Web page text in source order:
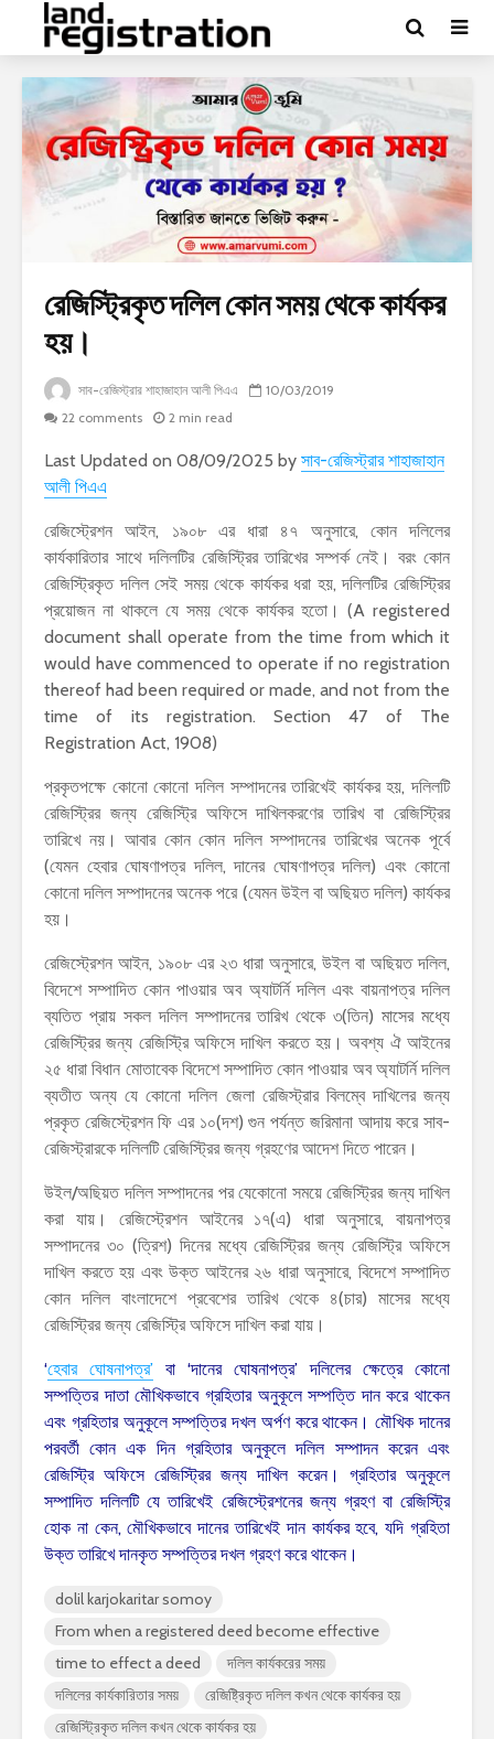
রেজিস্ট্রিকৃত দলিল কোন সময় থেকে কার্যকর
হয়।
সাব-রেজিস্ট্রার শাহাজাহান আলী পিএএ
10/03/2019
22 comments
2 min read
Last Updated on 08/09/2025 by সাব-রেজিস্ট্রার শাহাজাহান
আলী পিএএ
রেজিস্ট্রেশন আইন, ১৯০৮ এর ধারা ৪৭ অনুসারে, কোন দলিলের
কার্যকারিতার সাথে দলিলটির রেজিস্ট্রির তারিখের সম্পর্ক নেই। বরং কোন
রেজিস্ট্রিকৃত দলিল সেই সময় থেকে কার্যকর ধরা হয়, দলিলটির রেজিস্ট্রির
প্রয়োজন না থাকলে যে সময় থেকে কার্যকর হতো। (A registered
document shall operate from the time from which it
would have commenced to operate if no registration
thereof had been required or made, and not from the
time of its registration. Section 47 of The
Registration Act, 1908)
প্রকৃতপক্ষে কোনো কোনো দলিল সম্পাদনের তারিখেই কার্যকর হয়, দলিলটি
রেজিস্ট্রির জন্য রেজিস্ট্রি অফিসে দাখিলকরণের তারিখ বা রেজিস্ট্রির
তারিখে নয়। আবার কোন কোন দলিল সম্পাদনের তারিখের অনেক পূর্বে
(যেমন হেবার ঘোষণাপত্র দলিল, দানের ঘোষণাপত্র দলিল) এবং কোনো
কোনো দলিল সম্পাদনের অনেক পরে (যেমন উইল বা অছিয়ত দলিল) কার্যকর
হয়।
রেজিস্ট্রেশন আইন, ১৯০৮ এর ২৩ ধারা অনুসারে, উইল বা অছিয়ত দলিল,
বিদেশে সম্পাদিত কোন পাওয়ার অব অ্যাটর্নি দলিল এবং বায়নাপত্র দলিল
ব্যতিত প্রায় সকল দলিল সম্পাদনের তারিখ থেকে ৩(তিন) মাসের মধ্যে
রেজিস্ট্রির জন্য রেজিস্ট্রি অফিসে দাখিল করতে হয়। অবশ্য ঐ আইনের
২৫ ধারা বিধান মোতাবেক বিদেশে সম্পাদিত কোন পাওয়ার অব অ্যাটর্নি দলিল
ব্যতীত অন্য যে কোনো দলিল জেলা রেজিস্ট্রার বিলম্বে দাখিলের জন্য
প্রকৃত রেজিস্ট্রেশন ফি এর ১০(দশ) গুন পর্যন্ত জরিমানা আদায় করে সাব-
রেজিস্ট্রারকে দলিলটি রেজিস্ট্রির জন্য গ্রহণের আদেশ দিতে পারেন।
উইল/অছিয়ত দলিল সম্পাদনের পর যেকোনো সময়ে রেজিস্ট্রির জন্য দাখিল
করা যায়। রেজিস্ট্রেশন আইনের ১৭(এ) ধারা অনুসারে, বায়নাপত্র
সম্পাদনের ৩০ (ত্রিশ) দিনের মধ্যে রেজিস্ট্রির জন্য রেজিস্ট্রি অফিসে
দাখিল করতে হয় এবং উক্ত আইনের ২৬ ধারা অনুসারে, বিদেশে সম্পাদিত
কোন দলিল বাংলাদেশে প্রবেশের তারিখ থেকে ৪(চার) মাসের মধ্যে
রেজিস্ট্রির জন্য রেজিস্ট্রি অফিসে দাখিল করা যায়।
‘হেবার ঘোষনাপত্র’ বা ‘দানের ঘোষনাপত্র’ দলিলের ক্ষেত্রে কোনো
সম্পত্তির দাতা মৌখিকভাবে গ্রহিতার অনুকূলে সম্পত্তি দান করে থাকেন
এবং গ্রহিতার অনুকূলে সম্পত্তির দখল অর্পণ করে থাকেন। মৌখিক দানের
পরবর্তী কোন এক দিন গ্রহিতার অনুকূলে দলিল সম্পাদন করেন এবং
রেজিস্ট্রি অফিসে রেজিস্ট্রির জন্য দাখিল করেন। গ্রহিতার অনুকূলে
সম্পাদিত দলিলটি যে তারিখেই রেজিস্ট্রেশনের জন্য গ্রহণ বা রেজিস্ট্রি
হোক না কেন, মৌখিকভাবে দানের তারিখেই দান কার্যকর হবে, যদি গ্রহিতা
উক্ত তারিখে দানকৃত সম্পত্তির দখল গ্রহণ করে থাকেন।
dolil karjokaritar somoy
From when a registered deed become effective
time to effect a deed
দলিল কার্যকরের সময়
দলিলের কার্যকারিতার সময়
রেজিষ্ট্রিকৃত দলিল কখন থেকে কার্যকর হয়
রেজিস্ট্রিকৃত দলিল কখন থেকে কার্যকর হয়